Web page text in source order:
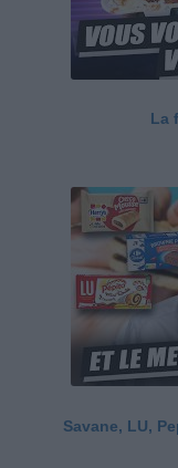
La
Savane, LU,